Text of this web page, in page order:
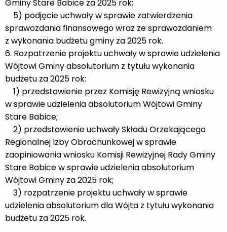
Gminy Stare Babice za 2025 rok;
5) podjęcie uchwały w sprawie zatwierdzenia
sprawozdania finansowego wraz ze sprawozdaniem
z wykonania budżetu gminy za 2025 rok.
6. Rozpatrzenie projektu uchwały w sprawie udzielenia
Wójtowi Gminy absolutorium z tytułu wykonania
budżetu za 2025 rok:
1) przedstawienie przez Komisję Rewizyjną wniosku
w sprawie udzielenia absolutorium Wójtowi Gminy
Stare Babice;
2) przedstawienie uchwały Składu Orzekającego
Regionalnej Izby Obrachunkowej w sprawie
zaopiniowania wniosku Komisji Rewizyjnej Rady Gminy
Stare Babice w sprawie udzielenia absolutorium
Wójtowi Gminy za 2025 rok;
3) rozpatrzenie projektu uchwały w sprawie
udzielenia absolutorium dla Wójta z tytułu wykonania
budżetu za 2025 rok.